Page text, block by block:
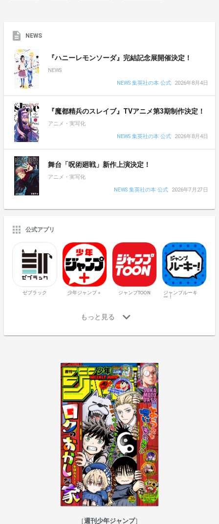
NEWS
『ハニーレモンソーダ』完結記念展開催決定！
NEWS
NEWS 集英社の本 公式
2026年8月4日
『魔都精兵のスレイブ』TVアニメ第3期制作決定！
アニメ・実写化
NEWS 集英社の本 公式
2026年8月4日
舞台「呪術廻戦」新作上演決定！
アニメ・実写化
NEWS 集英社の本 公式
2026年7月27日
公式アプリ
ゼブラック 少年ジャンプ＋ ジャンプTOON
ジャンプルーキ
ー！
週刊少年ジャンプ